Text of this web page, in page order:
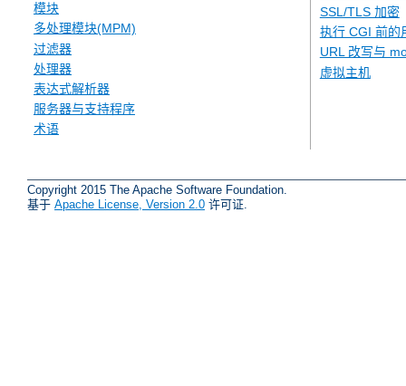
模块
多处理模块(MPM)
过滤器
处理器
表达式解析器
服务器与支持程序
术语
SSL/TLS 加密
执行 CGI 前的
URL 改写与
虚拟主机
Copyright 2015 The Apache Software Foundation.
基于 Apache License, Version 2.0 许可证.